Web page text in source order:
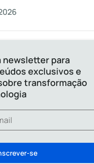
newsletter para
exclusivos e
transformação
se